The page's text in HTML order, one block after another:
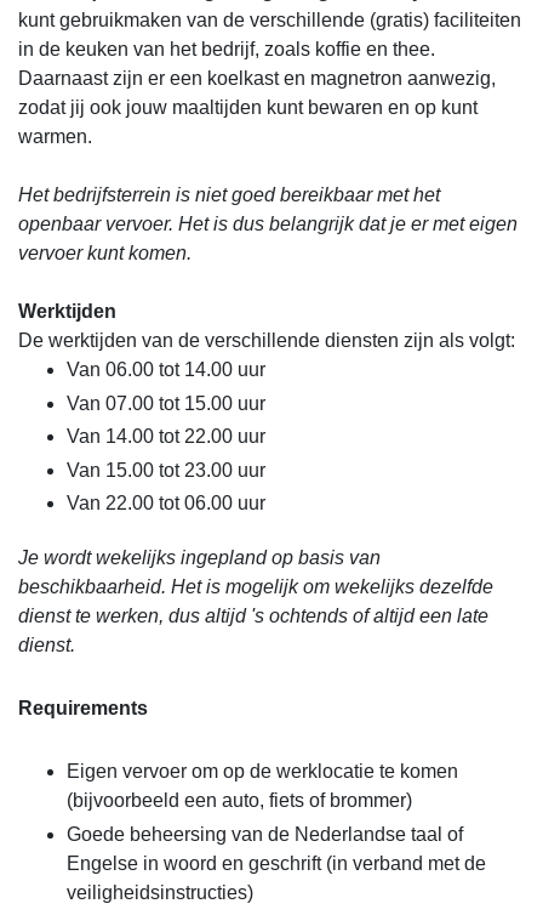
kunt gebruikmaken van de verschillende (gratis) faciliteiten
in de keuken van het bedrijf, zoals koffie en thee.
Daarnaast zijn er een koelkast en magnetron aanwezig,
zodat jij ook jouw maaltijden kunt bewaren en op kunt
warmen.
Het bedrijfsterrein is niet goed bereikbaar met het
openbaar vervoer. Het is dus belangrijk dat je er met eigen
vervoer kunt komen.
Werktijden
De werktijden van de verschillende diensten zijn als volgt:
Van 06.00 tot 14.00 uur
Van 07.00 tot 15.00 uur
Van 14.00 tot 22.00 uur
Van 15.00 tot 23.00 uur
Van 22.00 tot 06.00 uur
Je wordt wekelijks ingepland op basis van
beschikbaarheid. Het is mogelijk om wekelijks dezelfde
dienst te werken, dus altijd 's ochtends of altijd een late
dienst.
Requirements
Eigen vervoer om op de werklocatie te komen
(bijvoorbeeld een auto, fiets of brommer)
Goede beheersing van de Nederlandse taal of
Engelse in woord en geschrift (in verband met de
veiligheidsinstructies)